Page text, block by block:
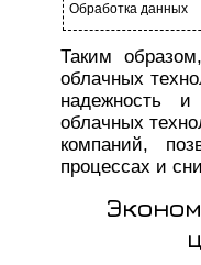
Обработка данных
Таким
облачных
надежность
облачных
компаний,
процессах и